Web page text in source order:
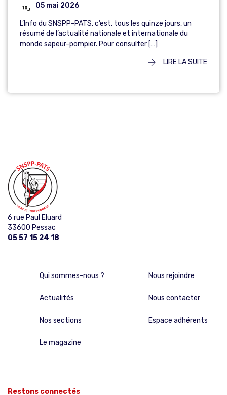
05 mai 2026
L’Info du SNSPP-PATS, c’est, tous les quinze jours, un
résumé de l’actualité nationale et internationale du
monde sapeur-pompier. Pour consulter […]
LIRE LA SUITE
6 rue Paul Eluard
33600 Pessac
05 57 15 24 18
Qui sommes-nous ?
Actualités
Nos sections
Le magazine
Nous rejoindre
Nous contacter
Espace adhérents
Restons connectés